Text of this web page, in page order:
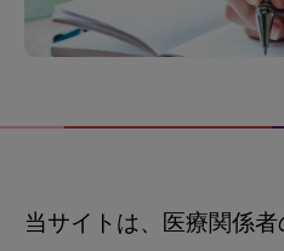
当サイトは、医療関係